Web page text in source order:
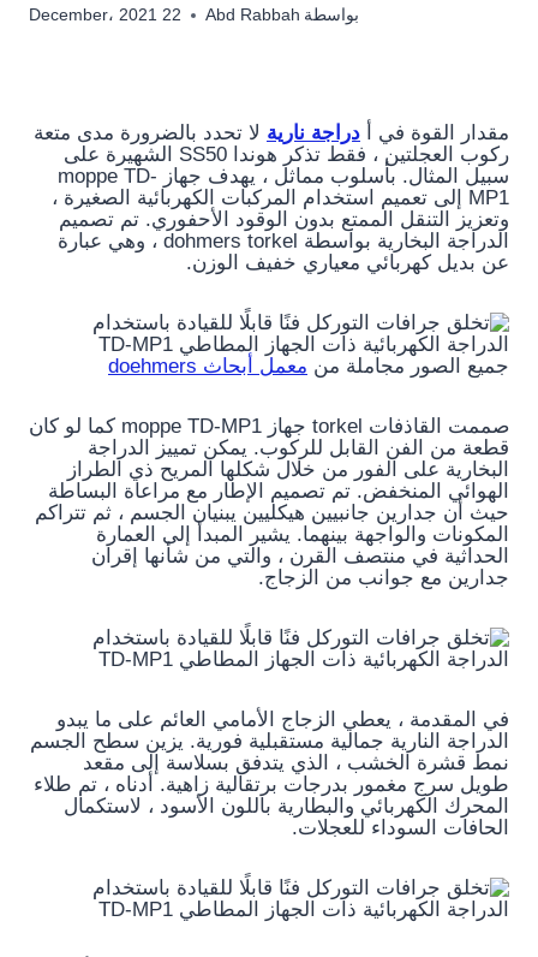
بواسطة Abd Rabbah 22 December، 2021
مقدار القوة في أ دراجة نارية لا تحدد بالضرورة مدى متعة
ركوب العجلتين ، فقط تذكر هوندا SS50 الشهيرة على
سبيل المثال. بأسلوب مماثل ، يهدف جهاز moppe TD-
MP1 إلى تعميم استخدام المركبات الكهربائية الصغيرة ،
وتعزيز التنقل الممتع بدون الوقود الأحفوري. تم تصميم
الدراجة البخارية بواسطة dohmers torkel ، وهي عبارة
عن بديل كهربائي معياري خفيف الوزن.
جميع الصور مجاملة من معمل أبحاث doehmers
صممت القاذفات torkel جهاز moppe TD-MP1 كما لو كان
قطعة من الفن القابل للركوب. يمكن تمييز الدراجة
البخارية على الفور من خلال شكلها المريح ذي الطراز
الهوائي المنخفض. تم تصميم الإطار مع مراعاة البساطة
حيث أن جدارين جانبيين هيكليين يبنيان الجسم ، ثم تتراكم
المكونات والواجهة بينهما. يشير المبدأ إلى العمارة
الحداثية في منتصف القرن ، والتي من شأنها إقران
جدارين مع جوانب من الزجاج.
في المقدمة ، يعطي الزجاج الأمامي العائم على ما يبدو
الدراجة النارية جمالية مستقبلية فورية. يزين سطح الجسم
نمط قشرة الخشب ، الذي يتدفق بسلاسة إلى مقعد
طويل سرج مغمور بدرجات برتقالية زاهية. أدناه ، تم طلاء
المحرك الكهربائي والبطارية باللون الأسود ، لاستكمال
الحافات السوداء للعجلات.